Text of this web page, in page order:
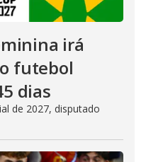
irá
futebol
dias
de 2027, disputado